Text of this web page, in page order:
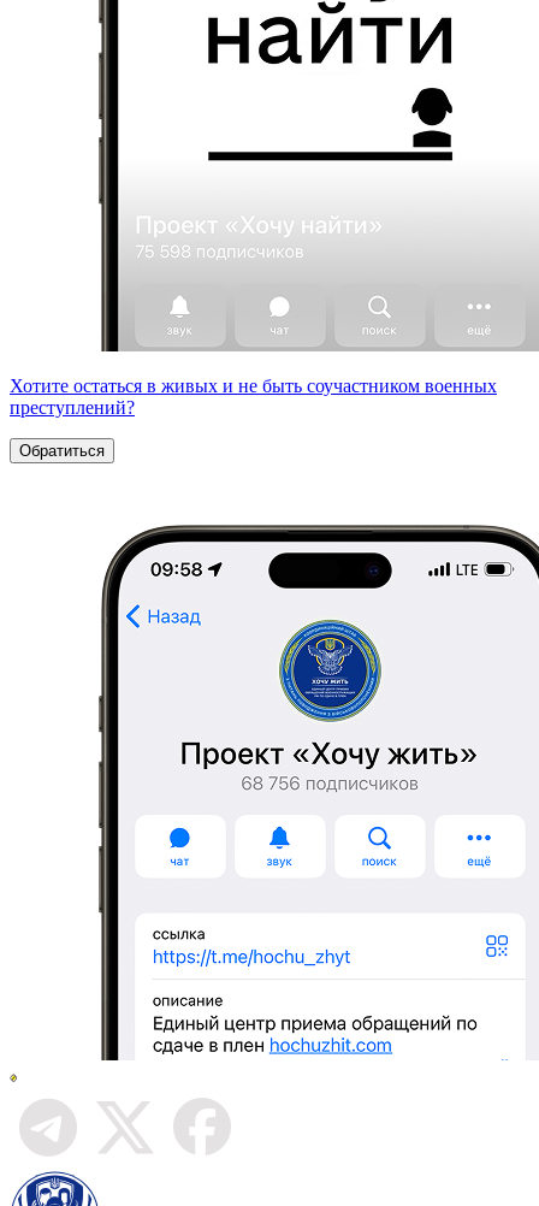
Хотите остаться в живых и не быть соучастником военных
преступлений?
Обратиться